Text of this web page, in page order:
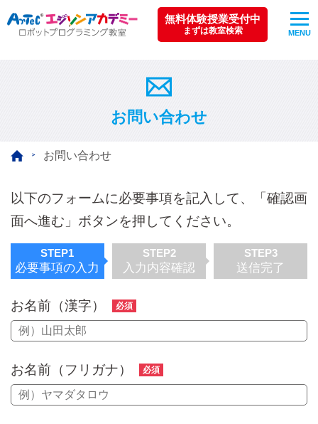
無料体験授業受付中
まずは教室検索 MENU
お問い合わせ
お問い合わせ
以下のフォームに必要事項を記入して、「確認画
面へ進む」ボタンを押してください。
STEP1
必要事項の入力
STEP2
入力内容確認
STEP3
送信完了
お名前（漢字） 必須
お名前（フリガナ） 必須